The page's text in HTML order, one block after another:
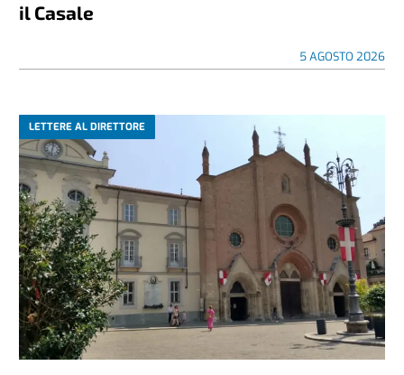
il Casale
5 AGOSTO 2026
LETTERE AL DIRETTORE